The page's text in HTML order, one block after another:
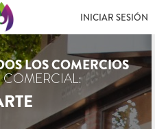
INICIAR SESIÓN
LOS COMERCIOS